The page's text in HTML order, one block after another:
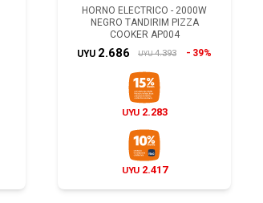
HORNO ELECTRICO - 2000W
NEGRO TANDIRIM PIZZA
COOKER AP004
UYU 2.686 UYU 4.393 39%
UYU 2.283
UYU 2.417